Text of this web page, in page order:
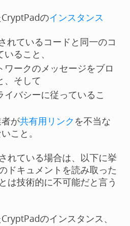
のインスタンス
れているコードと同一のコ
ること、
ワークのメッセージをブロ
、そして
イバシーに従っているこ
が共有用リンク を不当な
こと。
れている場合は、以下に挙
ドキュメントを読み取った
は技術的に不可能だと言う
のインスタンス、